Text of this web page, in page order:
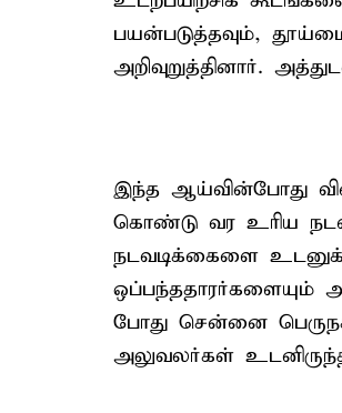
பயன்படுத்தவும்,
அறிவுறுத்தினார்.
இந்த ஆய்வின்போது
கொண்டு வர உரிய
நடவடிக்கைளை
ஒப்பந்ததாரர்களையும்
போது சென்னை
அலுவலர்கள்